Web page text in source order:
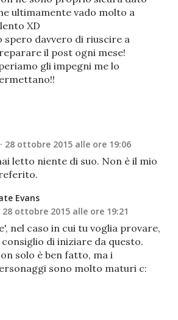
ultimamente vado molto a
XD
spero davvero di riuscire a
il post ogni mese!
gli impegni me lo
28 ottobre 2015 alle ore 19:06
letto niente di suo. Non è il mio
Evans
28 ottobre 2015 alle ore 19:21
nel caso in cui tu voglia provare,
di iniziare da questo.
solo è ben fatto, ma i
sono molto maturi c: